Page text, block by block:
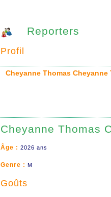
Reporters
Profil
Cheyanne Thomas
Cheyanne Thomas
Âge : 2026 ans
Genre : M
Goûts